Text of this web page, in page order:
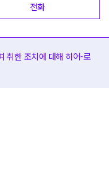
전화
취한 조치에 대해 히어-로